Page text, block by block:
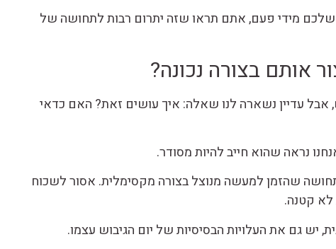
שלכם מידי פעם, אתם תראו שזה יתרום רבות לתחושה של
אותם בצורה נכונה?
אבל עדיין נשארה לנו שאלה: איך עושים זאת? האם כדאי
נראה שהוא חייב להיות מסודר.
שהזמן למעשה מנוצל בצורה מקסימלית. אסור לשכוח
לא קטנה.
יש גם את העלויות הבסיסיות של יום הגיבוש עצמו.